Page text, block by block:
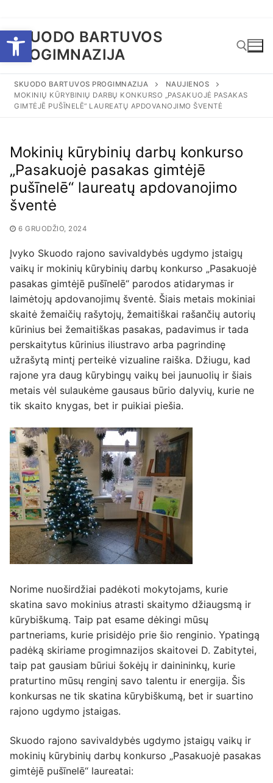
Open toolbar
prie
turinio
SKUODO BARTUVOS
PROGIMNAZIJA
Ieškoti:
SKUODO BARTUVOS PROGIMNAZIJA
NAUJIENOS
MOKINIŲ KŪRYBINIŲ DARBŲ KONKURSO „PASAKUOJĖ PASAKAS
GIMTĖJĒ PUŠĪNELĒ“ LAUREATŲ APDOVANOJIMO ŠVENTĖ
Mokinių kūrybinių darbų konkurso
„Pasakuojė pasakas gimtėjē
pušīnelē“ laureatų apdovanojimo
šventė
6 GRUODŽIO, 2024
Įvyko Skuodo rajono savivaldybės ugdymo įstaigų
vaikų ir mokinių kūrybinių darbų konkurso „Pasakuojė
pasakas gimtėjē pušīnelē“ parodos atidarymas ir
laimėtojų apdovanojimų šventė. Šiais metais mokiniai
skaitė žemaičių rašytojų, žemaitiškai rašančių autorių
kūrinius bei žemaitiškas pasakas, padavimus ir tada
perskaitytus kūrinius iliustravo arba pagrindinę
užrašytą mintį perteikė vizualine raiška. Džiugu, kad
rajone yra daug kūrybingų vaikų bei jaunuolių ir šiais
metais vėl sulaukėme gausaus būrio dalyvių, kurie ne
tik skaito knygas, bet ir puikiai piešia.
Norime nuoširdžiai padėkoti mokytojams, kurie
skatina savo mokinius atrasti skaitymo džiaugsmą ir
kūrybiškumą. Taip pat esame dėkingi mūsų
partneriams, kurie prisidėjo prie šio renginio. Ypatingą
padėką skiriame progimnazijos skaitovei D. Zabitytei,
taip pat gausiam būriui šokėjų ir dainininkų, kurie
praturtino mūsų renginį savo talentu ir energija. Šis
konkursas ne tik skatina kūrybiškumą, bet ir suartino
rajono ugdymo įstaigas.
Skuodo rajono savivaldybės ugdymo įstaigų vaikų ir
mokinių kūrybinių darbų konkurso „Pasakuojė pasakas
gimtėjē pušīnelē“ laureatai: